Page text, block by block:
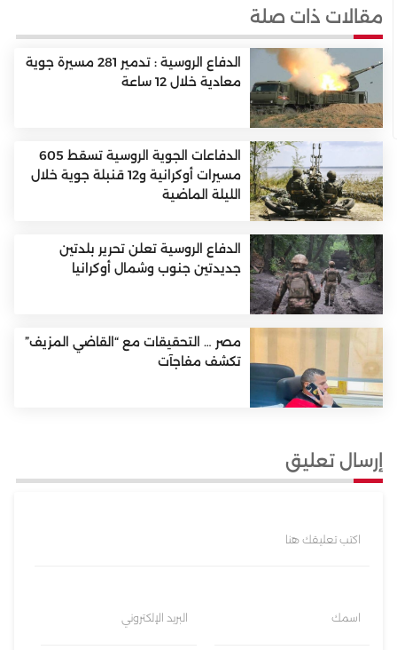
مقالات ذات صلة
الدفاع الروسية : تدمير 281 مسيرة جوية
معادية خلال 12 ساعة
الدفاعات الجوية الروسية تسقط 605
مسيرات أوكرانية و12 قنبلة جوية خلال
الليلة الماضية
الدفاع الروسية تعلن تحرير بلدتين
جديدتين جنوب وشمال أوكرانيا
مصر … التحقيقات مع “القاضي المزيف”
تكشف مفاجآت
إرسال تعليق
اكتب تعليقك هنا
اسمك البريد الإلكتروني